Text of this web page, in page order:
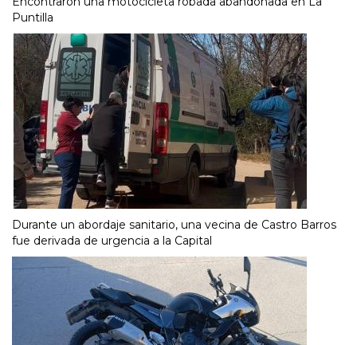
Puntilla
Durante un abordaje sanitario, una vecina de Castro Barros
fue derivada de urgencia a la Capital